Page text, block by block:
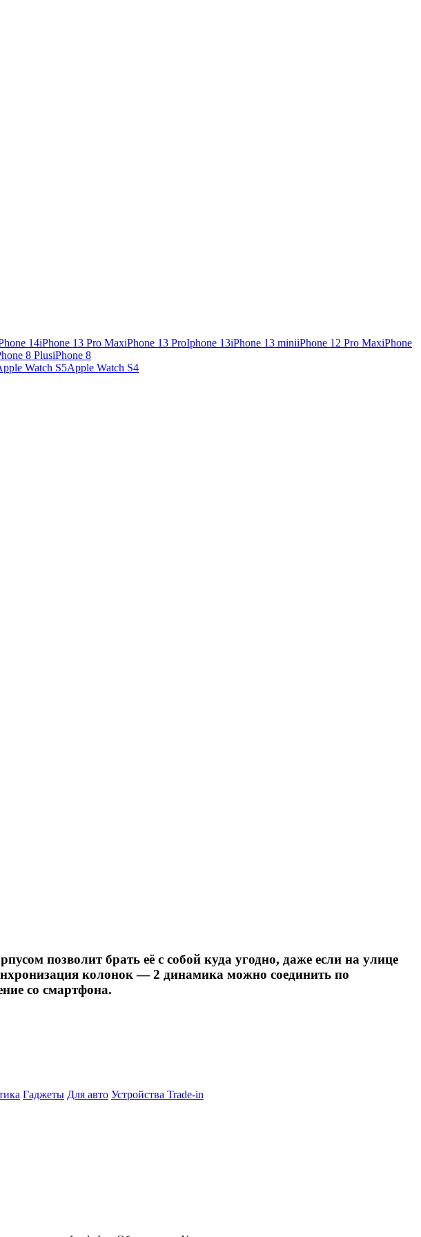
14iPhone 13 Pro MaxiPhone 13 ProIphone 13iPhone 13 miniiPhone 12 Pro MaxiPhone
8 PlusiPhone 8
Watch S5Apple Watch S4
позволит брать её с собой куда угодно, даже если на улице
колонок — 2 динамика можно соединить по
со смартфона.
Гаджеты Для авто Устройства Trade-in